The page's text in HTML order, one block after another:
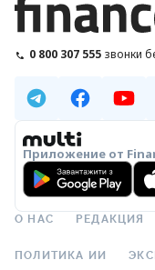
0 800 307 555 звонки
Приложение от
О НАС РЕДАКЦИЯ
ПОЛИТИКА ИИ